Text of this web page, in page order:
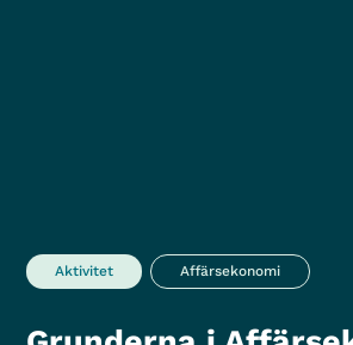
Aktivitet Affärsekonomi